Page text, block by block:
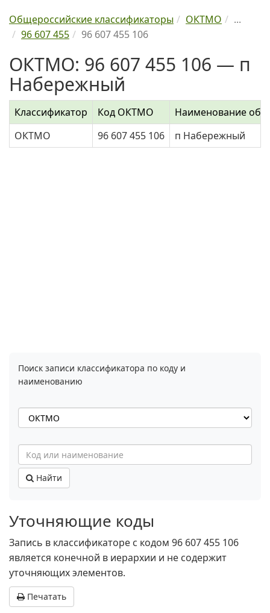
Общероссийские классификаторы ОКТМО
...
96 607 455
96 607 455 106
ОКТМО: 96 607 455 106 — п
Набережный
Классификатор Код ОКТМО
Наименование
ОКТМО
96 607 455 106 п Набережный
Поиск записи классификатора по коду и
наименованию
Найти
Уточняющие коды
Запись в классификаторе с кодом 96 607 455 106
является конечной в иерархии и не содержит
уточняющих элементов.
Печатать